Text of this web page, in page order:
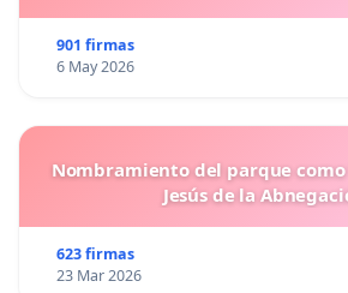
901 firmas
6 May 2026
Nombramiento del parque
Jesús de la
623 firmas
23 Mar 2026